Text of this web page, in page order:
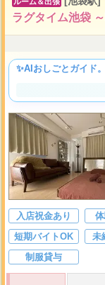
ラグタイム池袋
✨AIおしごとガイド。
入店祝金あり
短期バイトOK
未
制服貸与